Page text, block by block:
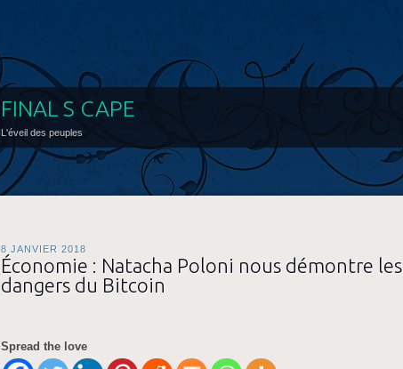
FINAL S CAPE
L'éveil des peuples
8 JANVIER 2018
Économie : Natacha Poloni nous démontre les
dangers du Bitcoin
Spread the love